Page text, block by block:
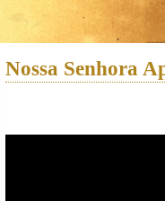
Nossa Senhora